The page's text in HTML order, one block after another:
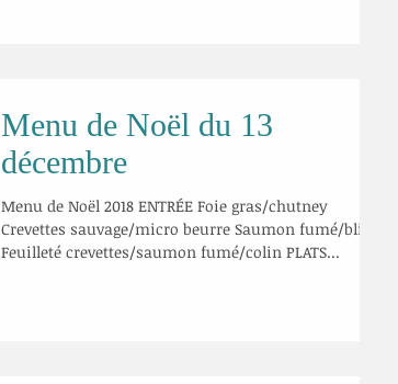
Menu de Noël du 13
décembre
Menu de Noël 2018 ENTRÉE Foie gras/chutney
Crevettes sauvage/micro beurre Saumon fumé/blinis
Feuilleté crevettes/saumon fumé/colin PLATS...